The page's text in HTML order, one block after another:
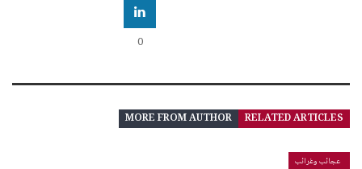
0
RELATED ARTICLES
MORE FROM AUTHOR
عجائب وغرائب